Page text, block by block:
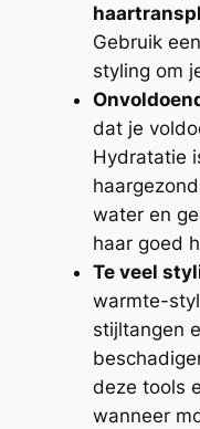
Gebruik
styling om
dat je
Hydratatie
water en
haar goed
Te veel
warmte-
stijltangen
deze tools
wanneer